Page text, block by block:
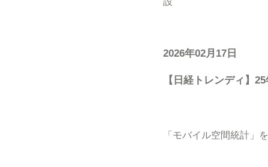
2026年02月17日
【日経トレンディ】
「モバイル空間統計」